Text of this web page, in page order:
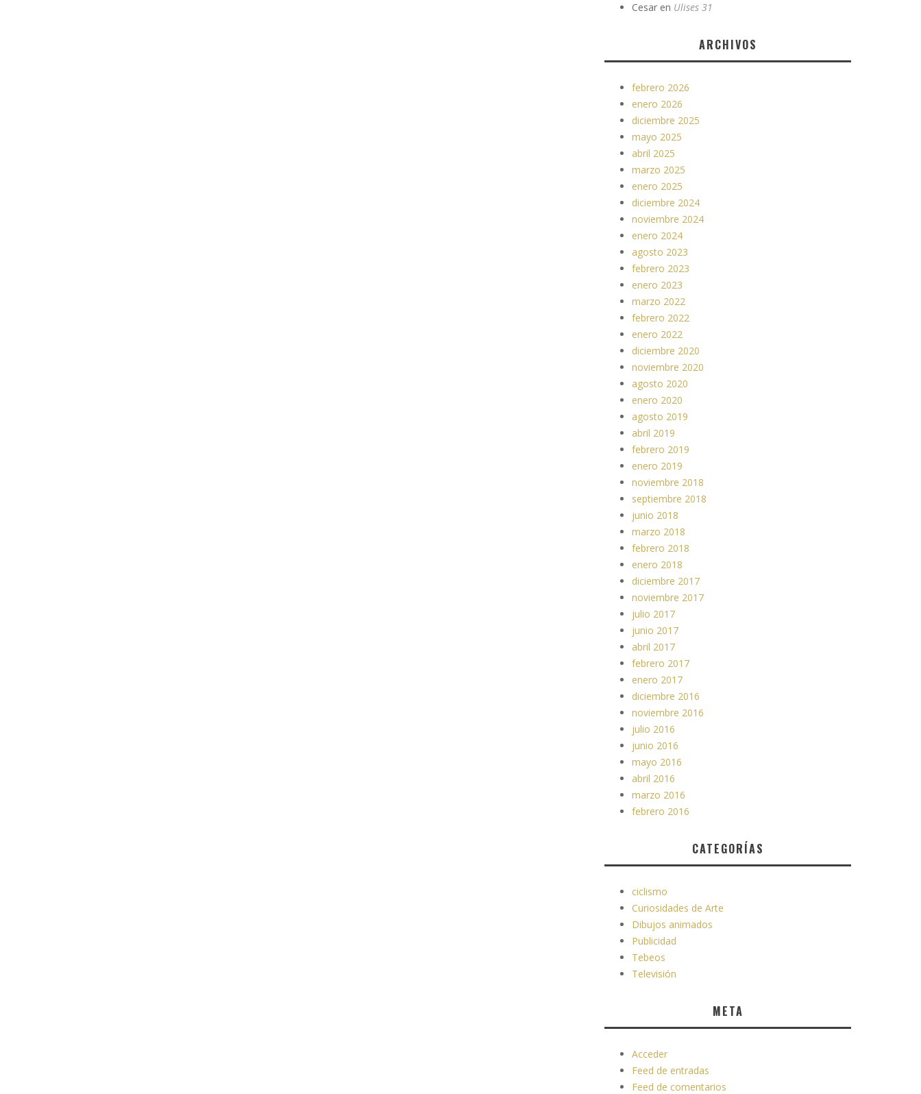
Cesar en Ulises 31
ARCHIVOS
febrero 2026
enero 2026
diciembre 2025
mayo 2025
abril 2025
marzo 2025
enero 2025
diciembre 2024
noviembre 2024
enero 2024
agosto 2023
febrero 2023
enero 2023
marzo 2022
febrero 2022
enero 2022
diciembre 2020
noviembre 2020
agosto 2020
enero 2020
agosto 2019
abril 2019
febrero 2019
enero 2019
noviembre 2018
septiembre 2018
junio 2018
marzo 2018
febrero 2018
enero 2018
diciembre 2017
noviembre 2017
julio 2017
junio 2017
abril 2017
febrero 2017
enero 2017
diciembre 2016
noviembre 2016
julio 2016
junio 2016
mayo 2016
abril 2016
marzo 2016
febrero 2016
CATEGORÍAS
ciclismo
Curiosidades de Arte
Dibujos animados
Publicidad
Tebeos
Televisión
META
Acceder
Feed de entradas
Feed de comentarios